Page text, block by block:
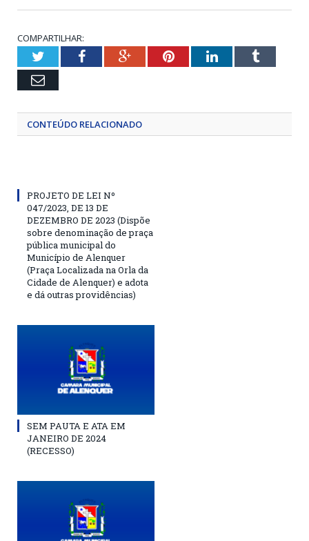
COMPARTILHAR:
TwitterFacebookGoogle+PinterestLinkedInTumblr
Email
CONTEÚDO RELACIONADO
PROJETO DE LEI Nº
047/2023, DE 13 DE
DEZEMBRO DE 2023 (Dispõe
sobre denominação de praça
pública municipal do
Município de Alenquer
(Praça Localizada na Orla da
Cidade de Alenquer) e adota
e dá outras providências)
SEM PAUTA E ATA EM
JANEIRO DE 2024
(RECESSO)